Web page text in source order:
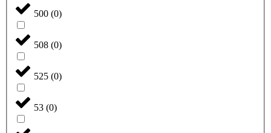
500 (0)
508 (0)
525 (0)
53 (0)